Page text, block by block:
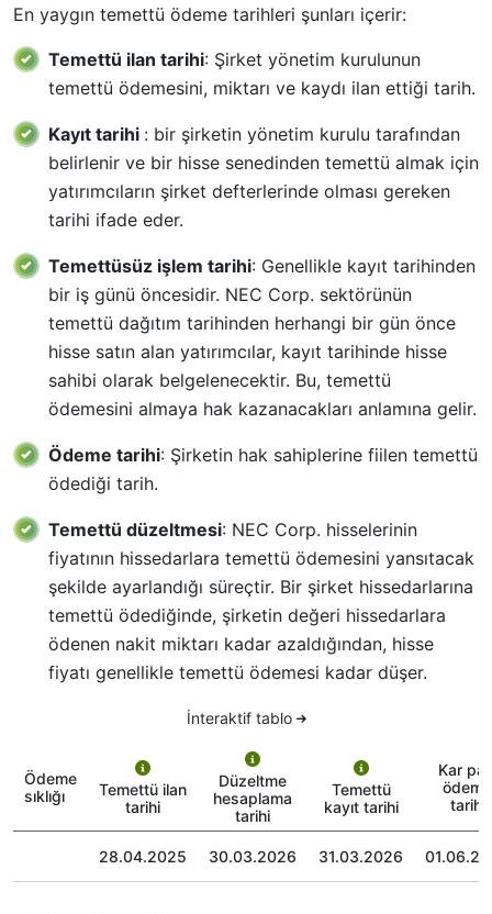
En yaygın temettü ödeme tarihleri şunları içerir:
Temettü ilan tarihi: Şirket yönetim kurulunun
temettü ödemesini, miktarı ve kaydı ilan ettiği tarih.
Kayıt tarihi : bir şirketin yönetim kurulu tarafından
belirlenir ve bir hisse senedinden temettü almak için
yatırımcıların şirket defterlerinde olması gereken
tarihi ifade eder.
Temettüsüz işlem tarihi: Genellikle kayıt tarihinden
bir iş günü öncesidir. NEC Corp. sektörünün
temettü dağıtım tarihinden herhangi bir gün önce
hisse satın alan yatırımcılar, kayıt tarihinde hisse
sahibi olarak belgelenecektir. Bu, temettü
ödemesini almaya hak kazanacakları anlamına gelir.
Ödeme tarihi: Şirketin hak sahiplerine fiilen temettü
ödediği tarih.
Temettü düzeltmesi: NEC Corp. hisselerinin
fiyatının hissedarlara temettü ödemesini yansıtacak
şekilde ayarlandığı süreçtir. Bir şirket hissedarlarına
temettü ödediğinde, şirketin değeri hissedarlara
ödenen nakit miktarı kadar azaldığından, hisse
fiyatı genellikle temettü ödemesi kadar düşer.
İnteraktif tablo
Ödeme
sıklığı
Temettü ilan
tarihi
Düzeltme
hesaplama
tarihi
Temettü
kayıt tarihi
Kar
ödeme
tarihi
28.04.2025 30.03.2026 31.03.2026